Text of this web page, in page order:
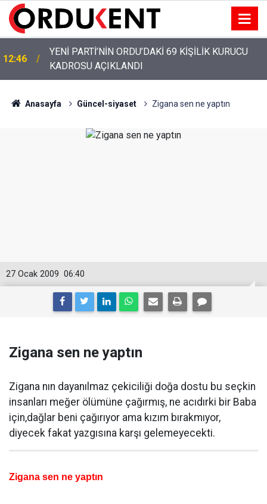
12:46
YENİ PARTİ’NİN ORDU’DAKİ 69 KİŞİLİK KURUCU
KADROSU AÇIKLANDI
Anasayfa Güncel-siyaset Zigana sen ne yaptın
06:40
27 Ocak 2009
Zigana sen ne yaptın
Zigana nın dayanılmaz çekiciliği doğa dostu bu seçkin
insanları meğer ölümüne çağırmış, ne acıdırki bir Baba
için,dağlar beni çağırıyor ama kızım bırakmıyor,
diyecek fakat yazgısına karşı gelemeyecekti.
Zigana sen ne yaptın